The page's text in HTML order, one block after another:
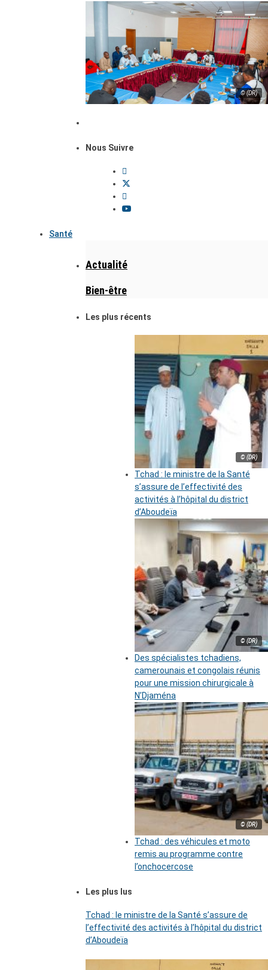
© (DR)
Nous Suivre
Santé
Actualité
Bien-être
Les plus récents
© (DR)
Tchad : le ministre de la Santé
s’assure de l’effectivité des
activités à l’hôpital du district
d’Aboudeïa
© (DR)
Des spécialistes tchadiens,
camerounais et congolais réunis
pour une mission chirurgicale à
N’Djaména
© (DR)
Tchad : des véhicules et moto
remis au programme contre
l’onchocercose
Les plus lus
Tchad : le ministre de la Santé s’assure de
l’effectivité des activités à l’hôpital du district
d’Aboudeïa